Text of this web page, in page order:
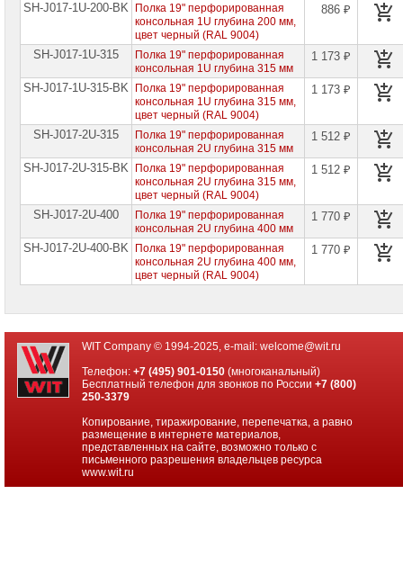
SH-J017-1U-200-BK
Полка 19" перфорированная
консольная 1U глубина 200 мм,
цвет черный (RAL 9004)
886 ₽
SH-J017-1U-315
Полка 19" перфорированная
консольная 1U глубина 315 мм
1 173 ₽
SH-J017-1U-315-BK
Полка 19" перфорированная
консольная 1U глубина 315 мм,
цвет черный (RAL 9004)
1 173 ₽
SH-J017-2U-315
Полка 19" перфорированная
консольная 2U глубина 315 мм
1 512 ₽
SH-J017-2U-315-BK
Полка 19" перфорированная
консольная 2U глубина 315 мм,
цвет черный (RAL 9004)
1 512 ₽
SH-J017-2U-400
Полка 19" перфорированная
консольная 2U глубина 400 мм
1 770 ₽
SH-J017-2U-400-BK
Полка 19" перфорированная
консольная 2U глубина 400 мм,
цвет черный (RAL 9004)
1 770 ₽
WIT Company © 1994-2025, e-mail: welcome@wit.ru
Телефон:+7 (495) 901-0150 (многоканальный)
Бесплатный телефон для звонков по России+7 (800)
250-3379
Копирование, тиражирование, перепечатка, а равно
размещение в интернете материалов,
представленных на сайте, возможно только с
письменного разрешения владельцев ресурса
www.wit.ru